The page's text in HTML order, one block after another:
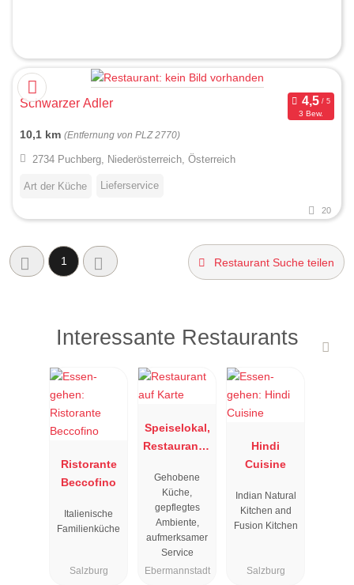
Schwarzer Adler
3 Bew.
10,1 km (Entfernung von PLZ 2770)
2734 Puchberg, Niederösterreich, Österreich
Art der Küche Lieferservice
20
1 Restaurant Suche teilen
Interessante Restaurants
Ristorante
Beccofino
Italienische
Familienküche
Salzburg
Speiselokal,
Restaurant "
"
Gehobene
Küche,
gepflegtes
Ambiente,
aufmerksamer
Service
Ebermannstadt
Hindi
Cuisine
Indian Natural
Kitchen and
Fusion Kitchen
Salzburg